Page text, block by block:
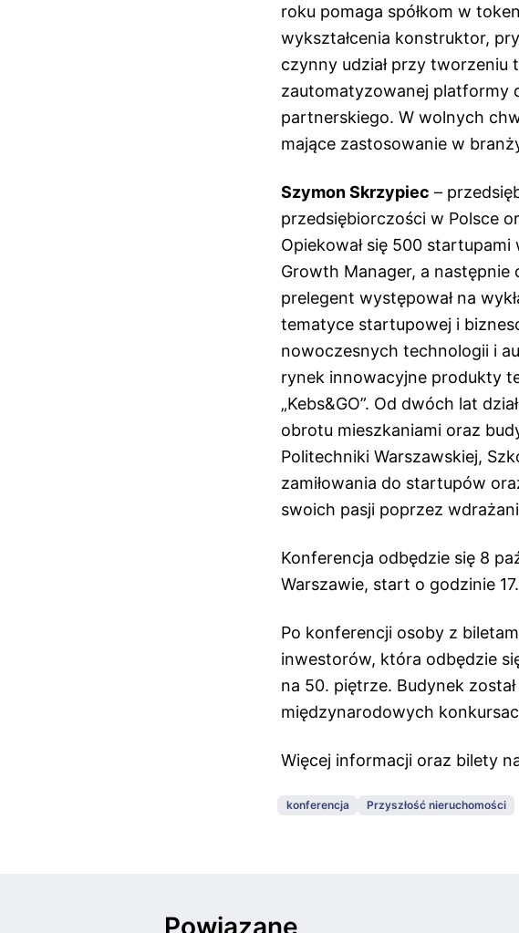
roku pomaga spółkom w
wykształcenia konstruktor,
czynny udział przy tworzeniu
zautomatyzowanej platformy
partnerskiego. W wolnych
mające zastosowanie w
Szymon Skrzypiec –
przedsiębiorczości w Polsce
Opiekował się 500
Growth Manager, a następnie
prelegent występował na
tematyce startupowej i
nowoczesnych technologii i
rynek innowacyjne produkty
„Kebs&GO”. Od dwóch lat
obrotu mieszkaniami oraz
Politechniki Warszawskiej,
zamiłowania do startupów
swoich pasji poprzez
Konferencja odbędzie się 8
Warszawie, start o godzinie
Po konferencji osoby z
inwestorów, która odbędzie
na 50. piętrze. Budynek
międzynarodowych
Więcej informacji oraz bilety
konferencja Przyszłość nieruchomości
Powiązane